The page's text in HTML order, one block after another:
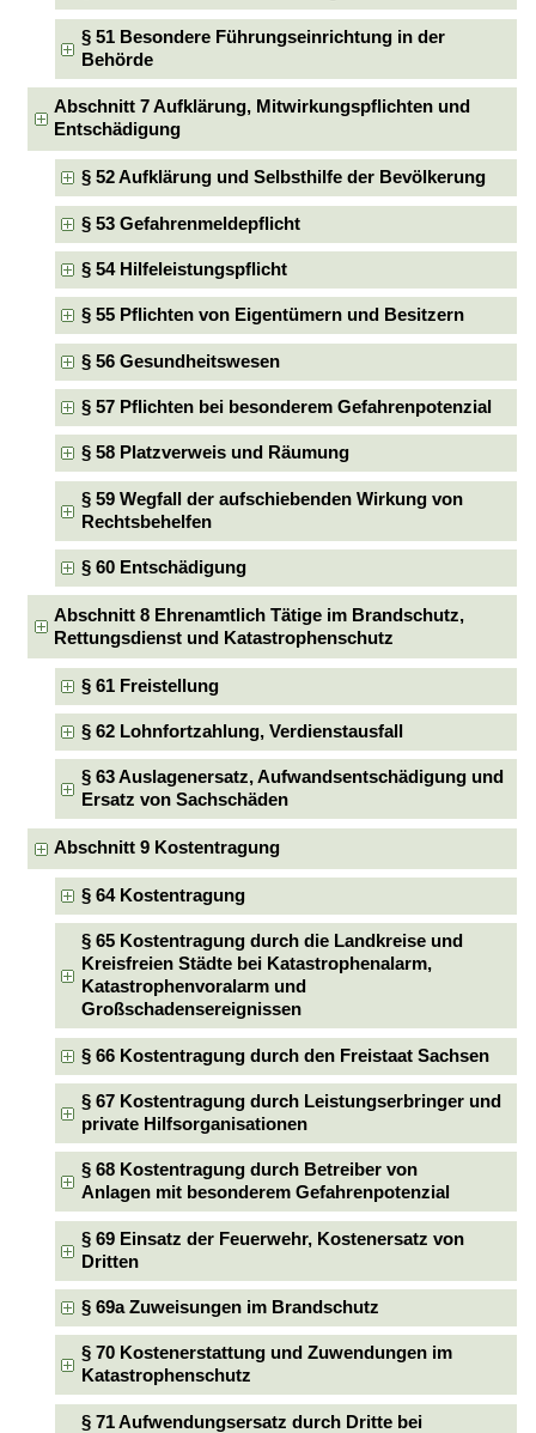
§ 51 Besondere Führungseinrichtung in der
Behörde
Abschnitt 7 Aufklärung, Mitwirkungspflichten und
Entschädigung
§ 52 Aufklärung und Selbsthilfe der Bevölkerung
§ 53 Gefahrenmeldepflicht
§ 54 Hilfeleistungspflicht
§ 55 Pflichten von Eigentümern und Besitzern
§ 56 Gesundheitswesen
§ 57 Pflichten bei besonderem Gefahrenpotenzial
§ 58 Platzverweis und Räumung
§ 59 Wegfall der aufschiebenden Wirkung von
Rechtsbehelfen
§ 60 Entschädigung
Abschnitt 8 Ehrenamtlich Tätige im Brandschutz,
Rettungsdienst und Katastrophenschutz
§ 61 Freistellung
§ 62 Lohnfortzahlung, Verdienstausfall
§ 63 Auslagenersatz, Aufwandsentschädigung und
Ersatz von Sachschäden
Abschnitt 9 Kostentragung
§ 64 Kostentragung
§ 65 Kostentragung durch die Landkreise und
Kreisfreien Städte bei Katastrophenalarm,
Katastrophenvoralarm und
Großschadensereignissen
§ 66 Kostentragung durch den Freistaat Sachsen
§ 67 Kostentragung durch Leistungserbringer und
private Hilfsorganisationen
§ 68 Kostentragung durch Betreiber von
Anlagen mit besonderem Gefahrenpotenzial
§ 69 Einsatz der Feuerwehr, Kostenersatz von
Dritten
§ 69a Zuweisungen im Brandschutz
§ 70 Kostenerstattung und Zuwendungen im
Katastrophenschutz
§ 71 Aufwendungsersatz durch Dritte bei